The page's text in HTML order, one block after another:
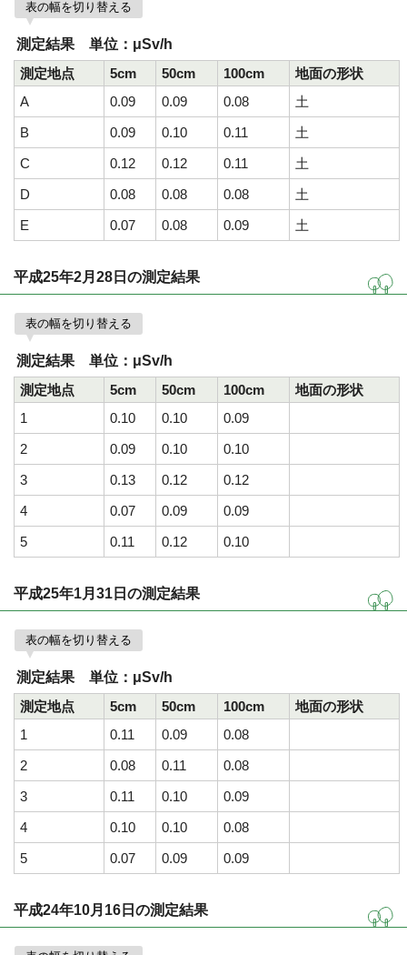
表の幅を切り替える
測定結果 単位：μSv/h
測定地点
5cm 50cm 100cm
地面の形状
A
0.09 0.09 0.08
土
B
0.09 0.10 0.11
土
C
0.12 0.12 0.11
土
D
0.08 0.08 0.08
土
E
0.07 0.08 0.09 土
平成25年2月28日の測定結果
表の幅を切り替える
測定結果 単位：μSv/h
測定地点
5cm 50cm 100cm
地面の形状
1
0.10 0.10
0.09
2
0.09 0.10
0.10
3
0.13 0.12
0.12
4
0.07 0.09
0.09
5
0.11 0.12 0.10
平成25年1月31日の測定結果
表の幅を切り替える
測定結果 単位：μSv/h
測定地点
5cm 50cm 100cm
地面の形状
1
0.11 0.09
0.08
2
0.08 0.11
0.08
3
0.11 0.10
0.09
4
0.10 0.10
0.08
5
0.07 0.09 0.09
平成24年10月16日の測定結果